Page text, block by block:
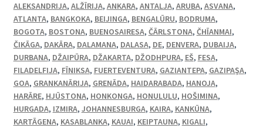
ALEKSANDRIJA, ALŽĪRIJA, ANKARA, ANTALJA, ARUBA, ASVANA,
ATLANTA, BANGKOKA, BEIJINGA, BENGALŪRU, BODRUMA,
BOGOTA, BOSTONA, BUENOSAIRESA, ČĀRLSTONA, ČHĪANMAI,
ČIKĀGA, DAKĀRA, DALAMANA, DALASA, DE, DENVERA, DUBAIJA,
DURBANA, DŽAIPŪRA, DŽAKARTA, DŽODHPURA, EŠ, FESA,
FILADELFIJA, FĪNIKSA, FUERTEVENTURA, GAZIANTEPA, GAZIPAŞA,
GOA, GRANKANĀRIJA, GRENĀDA, HAIDARABADA, HANOJA,
HARĀRE, HJŪSTONA, HONKONGA, HONULULU, HOŠIMINA,
HURGADA, IZMIRA, JOHANNESBURGA, KAIRA, KANKŪNA,
KARTĀGENA, KASABLANKA, KAUAI, KEIPTAUNA, KIGALI,